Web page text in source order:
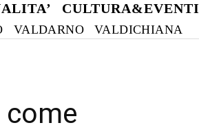
CULTURA&EVENTI
VALDARNO VALDICHIANA
come